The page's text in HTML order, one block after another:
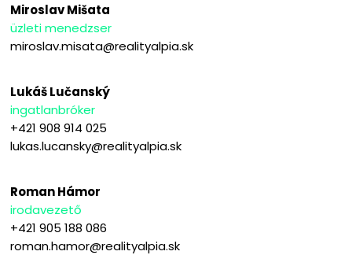
Miroslav Mišata
üzleti menedzser
miroslav.misata@realityalpia.sk
Lukáš Lučanský
ingatlanbróker
+421 908 914 025
lukas.lucansky@realityalpia.sk
Roman Hámor
irodavezető
+421 905 188 086
roman.hamor@realityalpia.sk